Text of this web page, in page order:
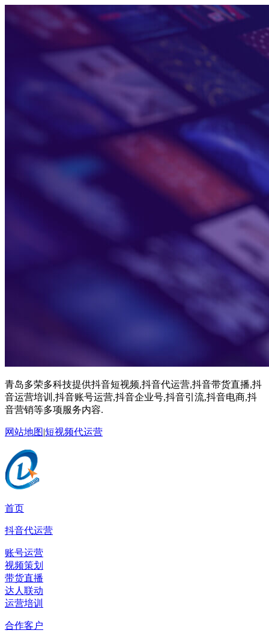
青岛多荣多科技提供抖音短视频,抖音代运营,抖音带货直播,抖
音运营培训,抖音账号运营,抖音企业号,抖音引流,抖音电商,抖
音营销等多项服务内容.
网站地图|短视频代运营
首页
抖音代运营
账号运营
视频策划
带货直播
达人联动
运营培训
合作客户